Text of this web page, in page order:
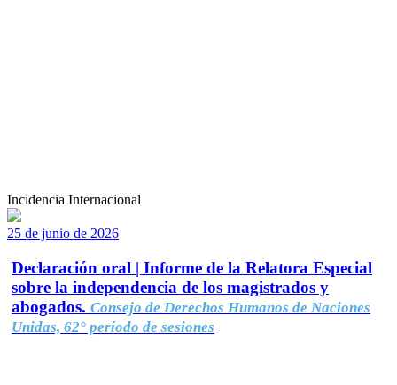
Incidencia Internacional
25 de junio de 2026
Declaración oral | Informe de la Relatora Especial
sobre la independencia de los magistrados y
abogados. Consejo de Derechos Humanos de Naciones
Unidas, 62° período de sesiones